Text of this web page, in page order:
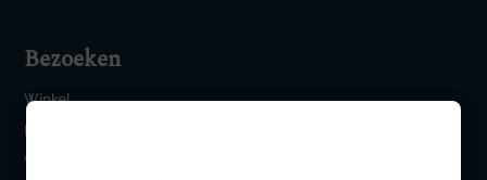
Bezoeken
Winkel
Bar 1717
Wijn & Spijs